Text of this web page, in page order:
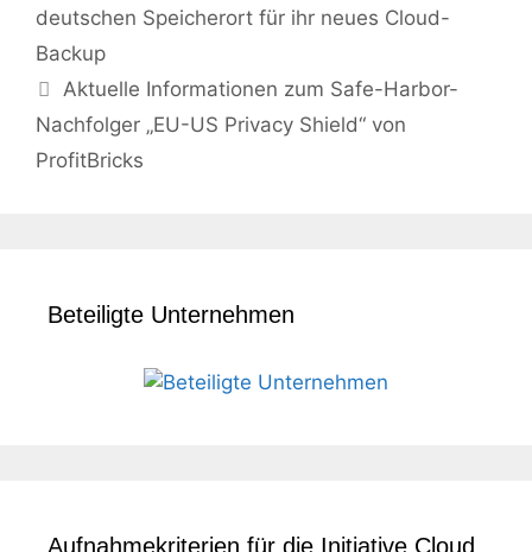
deutschen Speicherort für ihr neues Cloud-
Backup
Aktuelle Informationen zum Safe-Harbor-
Nachfolger „EU-US Privacy Shield“ von
ProfitBricks
Beteiligte Unternehmen
Aufnahmekriterien für die Initiative Cloud